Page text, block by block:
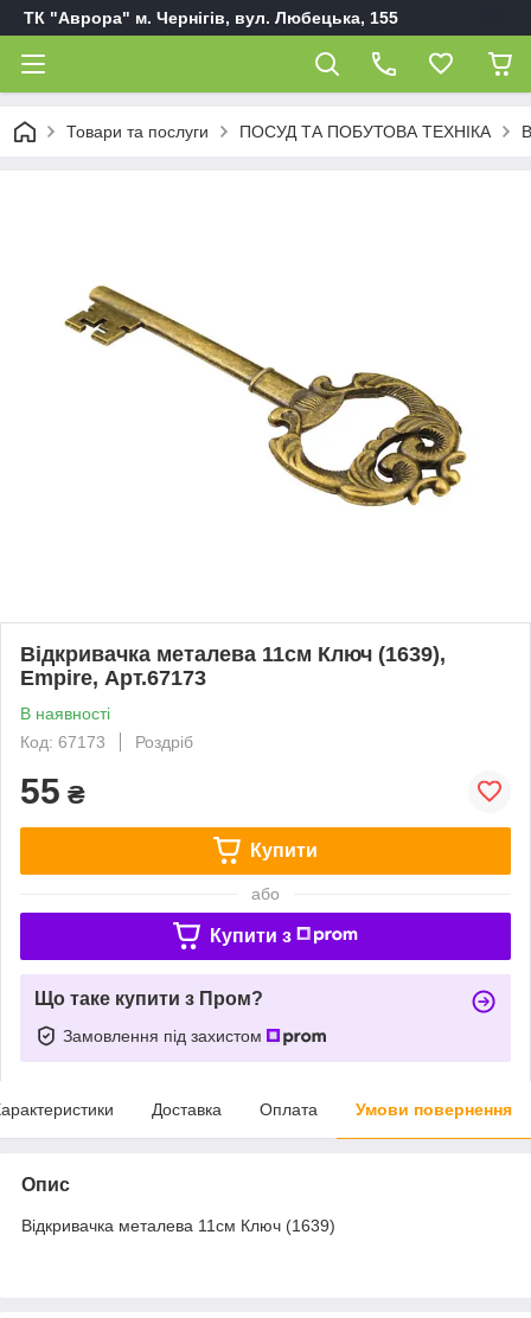
ТК "Аврора" м. Чернігів, вул. Любецька, 155
Товари та послуги ПОСУД ТА ПОБУТОВА ТЕХНІКА
Відкривачка металева 11см Ключ (1639),
Empire, Арт.67173
В наявності
Код: 67173
Роздріб
55 ₴
Купити
або
Купити з
Що таке купити з Пром?
Замовлення під захистом
Доставка Оплата Умови повернення
Опис
Відкривачка металева 11см Ключ (1639)